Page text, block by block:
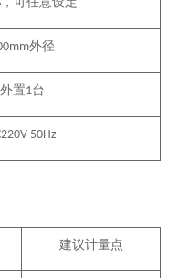
外径
外置1台
50Hz
建议计量点